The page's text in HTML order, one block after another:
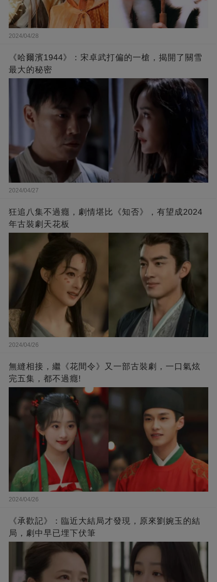
2024/04/28
《哈爾濱1944》：宋卓武打偏的一槍，揭開了關雪
最大的秘密
2024/04/27
狂追八集不過癮，劇情堪比《知否》，有望成2024
年古裝劇天花板
2024/04/26
無縫相接，繼《花間令》又一部古裝劇，一口氣炫
完五集，都不過癮!
2024/04/26
《承歡記》：臨近大結局才發現，原來劉婉玉的結
局，劇中早已埋下伏筆